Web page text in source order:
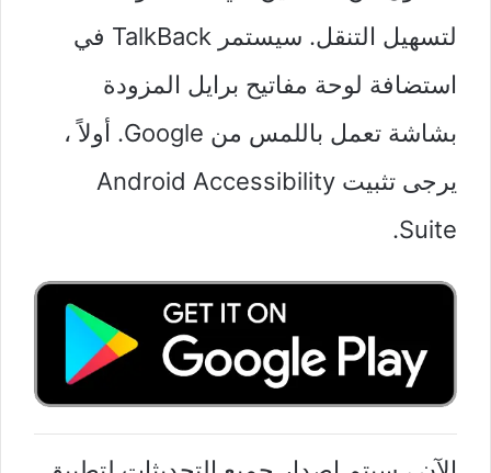
لتسهيل التنقل. سيستمر TalkBack في
استضافة لوحة مفاتيح برايل المزودة
بشاشة تعمل باللمس من Google. أولاً ،
يرجى تثبيت Android Accessibility
Suite.